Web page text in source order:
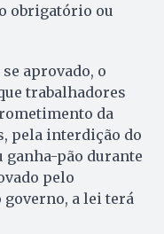
obrigatório ou
aprovado, o
trabalhadores
da
pela interdição do
ganha-pão durante
pelo
a lei terá